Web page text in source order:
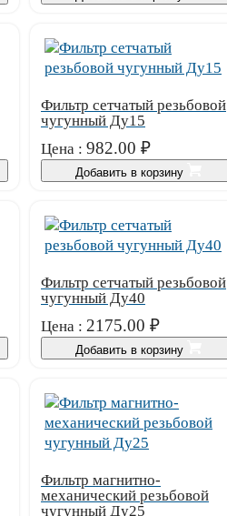
Фильтр сетчатый резьбовой
чугунный Ду15
Цена : 982.00 ₽
Добавить в корзину
Фильтр сетчатый резьбовой
чугунный Ду40
Цена : 2175.00 ₽
Добавить в корзину
Фильтр магнитно-
механический резьбовой
чугунный Ду25